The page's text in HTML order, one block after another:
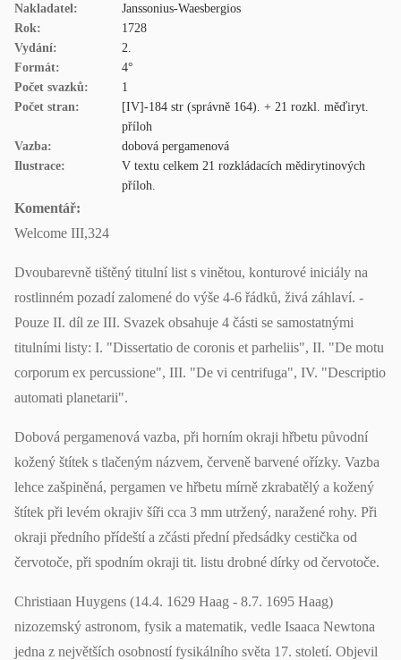
Nakladatel:
Janssonius-Waesbergios
Rok:
1728
Vydání:
2.
Formát:
4°
Počet svazků:
1
Počet stran:
[IV]-184 str (správně 164). + 21 rozkl. měďiryt.
příloh
Vazba:
dobová pergamenová
Ilustrace:
V textu celkem 21 rozkládacích mědirytinových
příloh.
Komentář:
Welcome III,324
Dvoubarevně tištěný titulní list s vinětou, konturové iniciály na
rostlinném pozadí zalomené do výše 4-6 řádků, živá záhlaví. -
Pouze II. díl ze III. Svazek obsahuje 4 části se samostatnými
titulními listy: I. "Dissertatio de coronis et parheliis", II. "De motu
corporum ex percussione", III. "De vi centrifuga", IV. "Descriptio
automati planetarii".
Dobová pergamenová vazba, při horním okraji hřbetu původní
kožený štítek s tlačeným názvem, červeně barvené ořízky. Vazba
lehce zašpiněná, pergamen ve hřbetu mírně zkrabatělý a kožený
štítek při levém okrajiv šíři cca 3 mm utržený, naražené rohy. Při
okraji předního přídeští a zčásti přední předsádky cestička od
červotoče, při spodním okraji tit. listu drobné dírky od červotoče.
Christiaan Huygens (14.4. 1629 Haag - 8.7. 1695 Haag)
nizozemský astronom, fysik a matematik, vedle Isaaca Newtona
jedna z největších osobností fysikálního světa 17. století. Objevil